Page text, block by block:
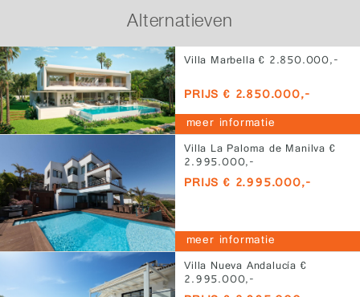
Alternatieven
Villa Marbella € 2.850.000,-
PRIJS € 2.850.000,-
meer informatie
Villa La Paloma de Manilva €
2.995.000,-
PRIJS € 2.995.000,-
meer informatie
Villa Nueva Andalucía €
2.995.000,-